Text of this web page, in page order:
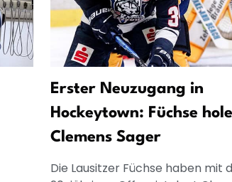
Erster Neuzugang in
Hockeytown: Füchse
Clemens Sager
Die Lausitzer Füchse haben mit